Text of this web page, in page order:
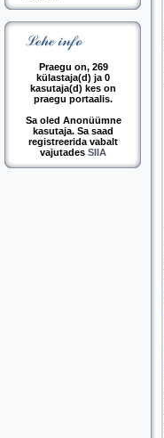
Praegu on, 269
külastaja(d) ja 0
kasutaja(d) kes on
praegu portaalis.
Sa oled Anonüümne
kasutaja. Sa saad
registreerida vabalt
vajutades SIIA